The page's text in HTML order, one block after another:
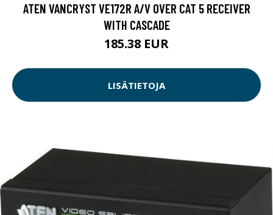
ATEN VANCRYST VE172R A/V OVER CAT 5 RECEIVER
WITH CASCADE
185.38 EUR
LISÄTIETOJA